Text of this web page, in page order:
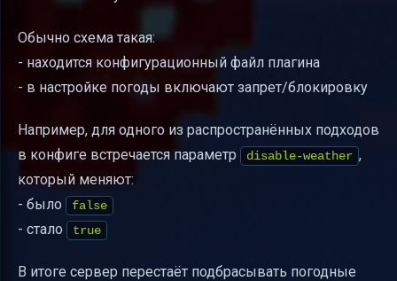
Обычно схема такая:
- находится конфигурационный файл плагина
- в настройке погоды включают запрет/блокировку
Например, для одного из распространённых подходов
в конфиге встречается параметр
disable-weather ,
который меняют:
- было
false
- стало true
В итоге сервер перестаёт подбрасывать погодные